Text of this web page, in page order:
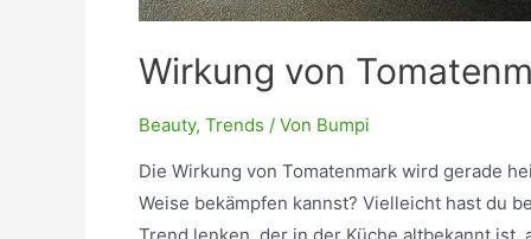
Wirkung von
Beauty, Trends / Von Bumpi
Die Wirkung von Tomatenmark wird gerade
Weise bekämpfen kannst? Vielleicht hast du
Trend lenken, der in der Küche altbekannt ist,